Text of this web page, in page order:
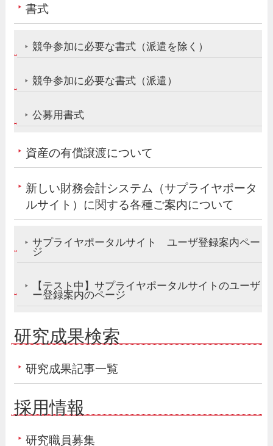
書式
競争参加に必要な書式（派遣を除く）
競争参加に必要な書式（派遣）
公募用書式
資産の有償譲渡について
新しい財務会計システム（サプライヤポータ
ルサイト）に関する各種ご案内について
サプライヤポータルサイト ユーザ登録案内ペー
ジ
【テスト中】サプライヤポータルサイトのユーザ
ー登録案内のページ
研究成果検索
研究成果記事一覧
採用情報
研究職員募集